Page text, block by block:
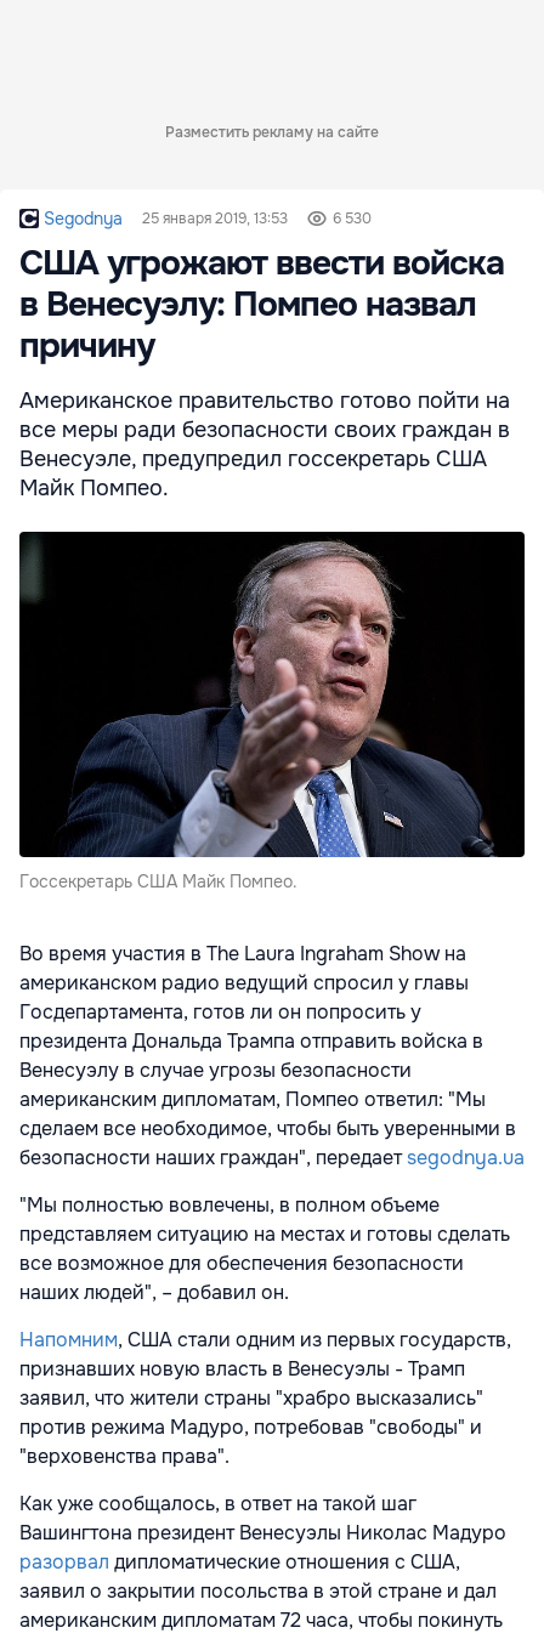
Разместить рекламу на сайте
Segodnya 25 января 2019, 13:53 6 530
США угрожают ввести войска
в Венесуэлу: Помпео назвал
причину
Американское правительство готово пойти на
все меры ради безопасности своих граждан в
Венесуэле, предупредил госсекретарь США
Майк Помпео.
Госсекретарь США Майк Помпео.
Во время участия в The Laura Ingraham Show на
американском радио ведущий спросил у главы
Госдепартамента, готов ли он попросить у
президента Дональда Трампа отправить войска в
Венесуэлу в случае угрозы безопасности
американским дипломатам, Помпео ответил: "Мы
сделаем все необходимое, чтобы быть уверенными в
безопасности наших граждан", передаетsegodnya.ua
"Мы полностью вовлечены, в полном объеме
представляем ситуацию на местах и готовы сделать
все возможное для обеспечения безопасности
наших людей", – добавил он.
Напомним, США стали одним из первых государств,
признавших новую власть в Венесуэлы - Трамп
заявил, что жители страны "храбро высказались"
против режима Мадуро, потребовав "свободы" и
"верховенства права".
Как уже сообщалось, в ответ на такой шаг
Вашингтона президент Венесуэлы Николас Мадуро
разорвал дипломатические отношения с США,
заявил о закрытии посольства в этой стране и дал
американским дипломатам 72 часа, чтобы покинуть